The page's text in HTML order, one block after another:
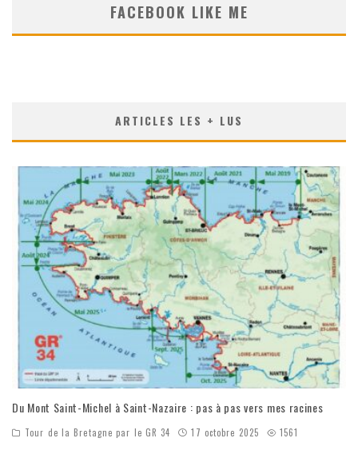
FACEBOOK LIKE ME
ARTICLES LES + LUS
Du Mont Saint-Michel à Saint-Nazaire : pas à pas vers mes racines
Tour de la Bretagne par le GR 34 17 octobre 2025 1561